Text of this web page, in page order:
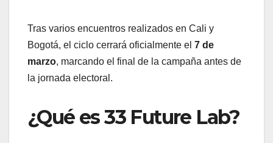
Tras varios encuentros realizados en Cali y
Bogotá, el ciclo cerrará oficialmente el 7 de
marzo, marcando el final de la campaña antes de
la jornada electoral.
¿Qué es 33 Future Lab?